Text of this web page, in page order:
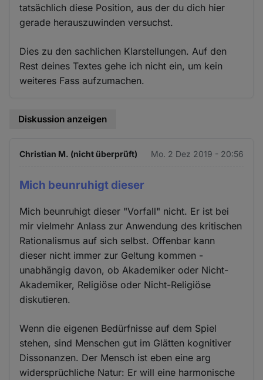
tatsächlich diese Position, aus der du dich hier
gerade herauszuwinden versuchst.
Dies zu den sachlichen Klarstellungen. Auf den
Rest deines Textes gehe ich nicht ein, um kein
weiteres Fass aufzumachen.
Diskussion anzeigen
Christian M. (nicht überprüft) Mo. 2 Dez 2019 - 20:56
Mich beunruhigt dieser
Mich beunruhigt dieser "Vorfall" nicht. Er ist bei
mir vielmehr Anlass zur Anwendung des kritischen
Rationalismus auf sich selbst. Offenbar kann
dieser nicht immer zur Geltung kommen -
unabhängig davon, ob Akademiker oder Nicht-
Akademiker, Religiöse oder Nicht-Religiöse
diskutieren.
Wenn die eigenen Bedürfnisse auf dem Spiel
stehen, sind Menschen gut im Glätten kognitiver
Dissonanzen. Der Mensch ist eben eine arg
widersprüchliche Natur: Er will eine harmonische